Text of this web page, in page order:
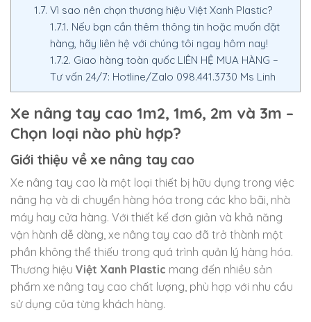
1.7. Vì sao nên chọn thương hiệu Việt Xanh Plastic?
1.7.1. Nếu bạn cần thêm thông tin hoặc muốn đặt
hàng, hãy liên hệ với chúng tôi ngay hôm nay!
1.7.2. Giao hàng toàn quốc LIÊN HỆ MUA HÀNG –
Tư vấn 24/7: Hotline/Zalo 098.441.3730 Ms Linh
Xe nâng tay cao 1m2, 1m6, 2m và 3m –
Chọn loại nào phù hợp?
Giới thiệu về xe nâng tay cao
Xe nâng tay cao là một loại thiết bị hữu dụng trong việc
nâng hạ và di chuyển hàng hóa trong các kho bãi, nhà
máy hay cửa hàng. Với thiết kế đơn giản và khả năng
vận hành dễ dàng, xe nâng tay cao đã trở thành một
phần không thể thiếu trong quá trình quản lý hàng hóa.
Thương hiệu Việt Xanh Plastic mang đến nhiều sản
phẩm xe nâng tay cao chất lượng, phù hợp với nhu cầu
sử dụng của từng khách hàng.